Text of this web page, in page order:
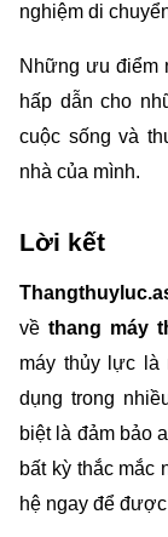
nghiệm di
Những ưu điểm
hấp dẫn cho
cuộc sống và
nhà của mình.
Lời kết
về thang máy
máy thủy lực là
dụng trong
biệt là đảm bảo
bất kỳ thắc mắc
hệ ngay để